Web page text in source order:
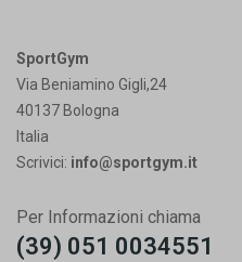
SportGym
Via Beniamino Gigli,24
40137 Bologna
Italia
Scrivici: info@sportgym.it
Per Informazioni chiama
(39) 051 0034551